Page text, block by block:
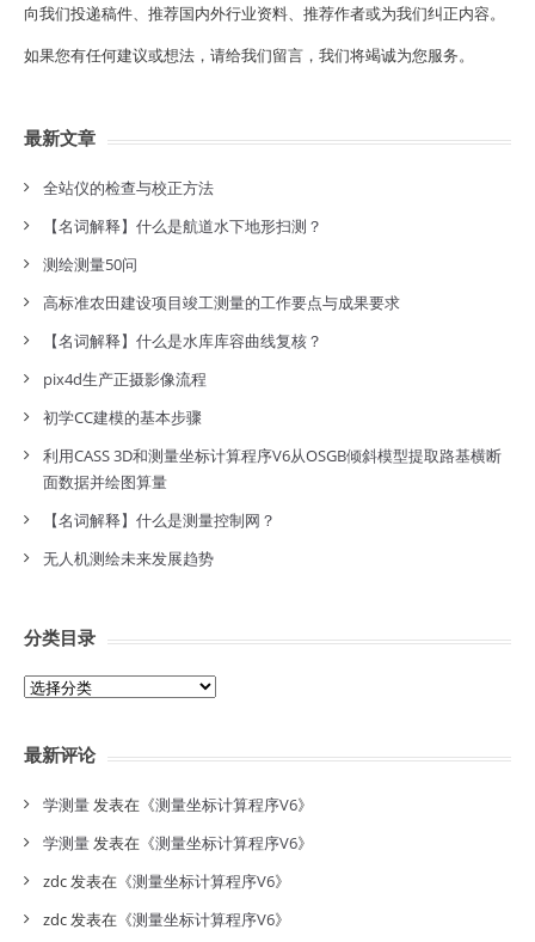
向我们投递稿件、推荐国内外行业资料、推荐作者或为我们纠正内容。
如果您有任何建议或想法，请给我们留言，我们将竭诚为您服务。
最新文章
全站仪的检查与校正方法
【名词解释】什么是航道水下地形扫测？
测绘测量50问
高标准农田建设项目竣工测量的工作要点与成果要求
【名词解释】什么是水库库容曲线复核？
pix4d生产正摄影像流程
初学CC建模的基本步骤
利用CASS 3D和测量坐标计算程序V6从OSGB倾斜模型提取路基横断
面数据并绘图算量
【名词解释】什么是测量控制网？
无人机测绘未来发展趋势
分类目录
分
录
最新评论
学测量发表在《测量坐标计算程序V6》
学测量发表在《测量坐标计算程序V6》
zdc发表在《测量坐标计算程序V6》
zdc发表在《测量坐标计算程序V6》